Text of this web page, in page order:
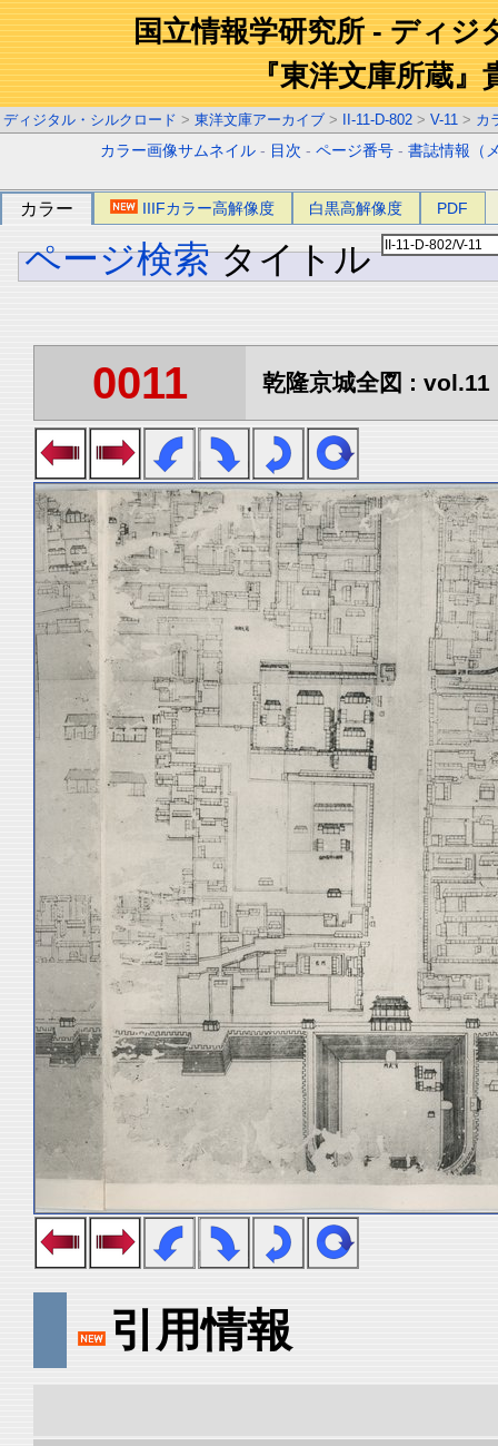
国立情報学研究所 - ディジ
『東洋文庫所蔵』
ディジタル・シルクロード > 東洋文庫アーカイブ > II-11-D-802 > V-11 > カ
カラー画像サムネイル - 目次 -ページ番号 -書誌情報（
カラー IIIFカラー高解像度 白黒高解像度 PDF
ページ検索 タイトル
0011 乾隆京城全図 : vol.11
引用情報